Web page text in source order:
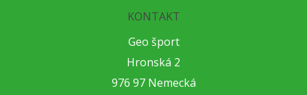
KONTAKT
Geo šport
Hronská 2
976 97 Nemecká